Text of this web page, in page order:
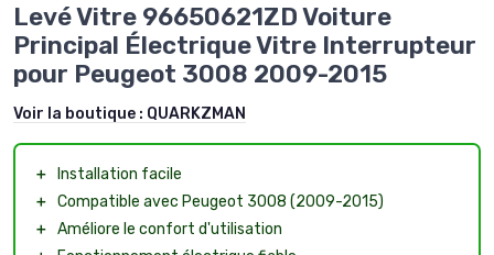
Levé Vitre 96650621ZD Voiture
Principal Électrique Vitre Interrupteur
pour Peugeot 3008 2009-2015
Voir la boutique : QUARKZMAN
＋
Installation facile
＋ Compatible avec Peugeot 3008 (2009-2015)
＋ Améliore le confort d'utilisation